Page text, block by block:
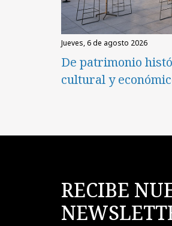
jueves, 6 de agosto 2026
De patrimonio
cultural y
RECIBE